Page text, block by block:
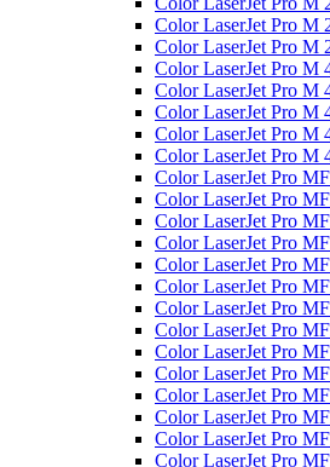
Color LaserJet Pro M
Color LaserJet Pro M
Color LaserJet Pro M
Color LaserJet Pro M
Color LaserJet Pro M
Color LaserJet Pro M
Color LaserJet Pro M
Color LaserJet Pro
Color LaserJet Pro
Color LaserJet Pro
Color LaserJet Pro
Color LaserJet Pro
Color LaserJet Pro
Color LaserJet Pro
Color LaserJet Pro
Color LaserJet Pro
Color LaserJet Pro
Color LaserJet Pro
Color LaserJet Pro
Color LaserJet Pro
Color LaserJet Pro